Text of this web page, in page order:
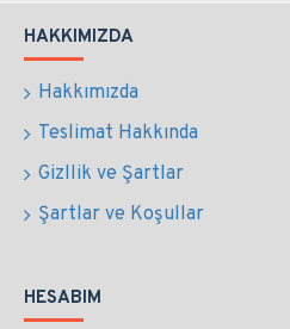
HAKKIMIZDA
Hakkımızda
Teslimat Hakkında
Gizllik ve Şartlar
Şartlar ve Koşullar
HESABIM